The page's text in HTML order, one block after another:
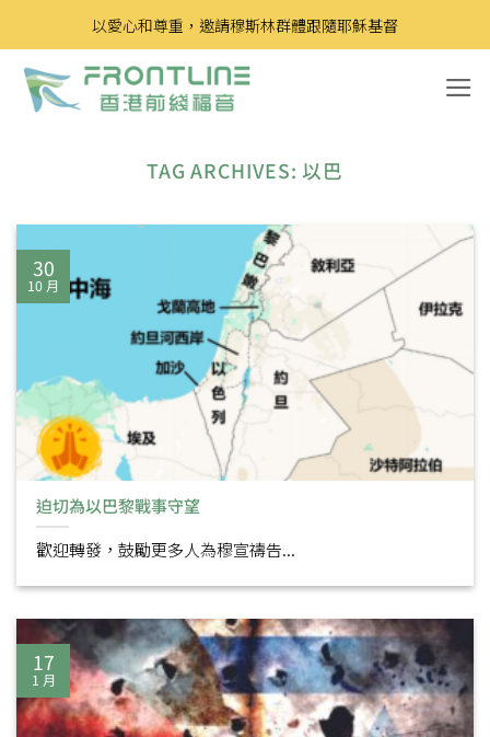
to
content
以愛心和尊重，邀請穆斯林群體跟隨耶穌基督
TAG ARCHIVES:以巴
迫切為以巴黎戰事守望
歡迎轉發，鼓勵更多人為穆宣禱告...
30
10 月
17
1 月